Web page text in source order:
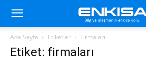
Ana Sayfa Etiketler Firmaları
Etiket: firmaları